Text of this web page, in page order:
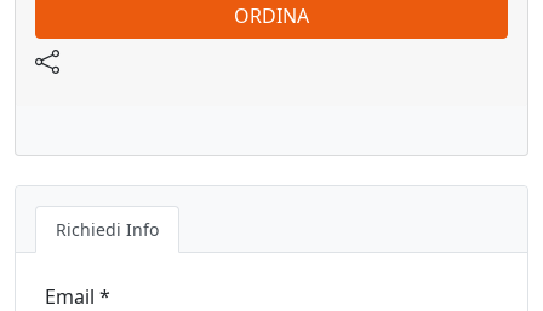
ORDINA
Richiedi Info
Email *